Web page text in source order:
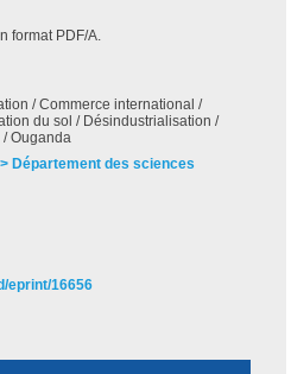
format PDF/A.
/ Commerce international /
du sol / Désindustrialisation /
Ouganda
Département des sciences
eprint/16656